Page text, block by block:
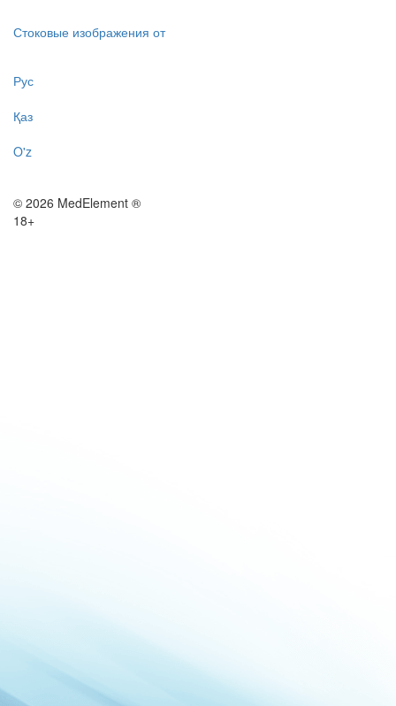
Стоковые изображения от
Рус
Қаз
O'z
© 2026 MedElement ®
18+